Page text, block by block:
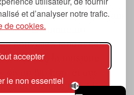
et d’analyser notre trafic.
de cookies.
accepter
le non essentiel
« prochain », « suivant
la thématique du
nouvelles tendances
de la musique
ou du hip hop, et des
de société liés à la